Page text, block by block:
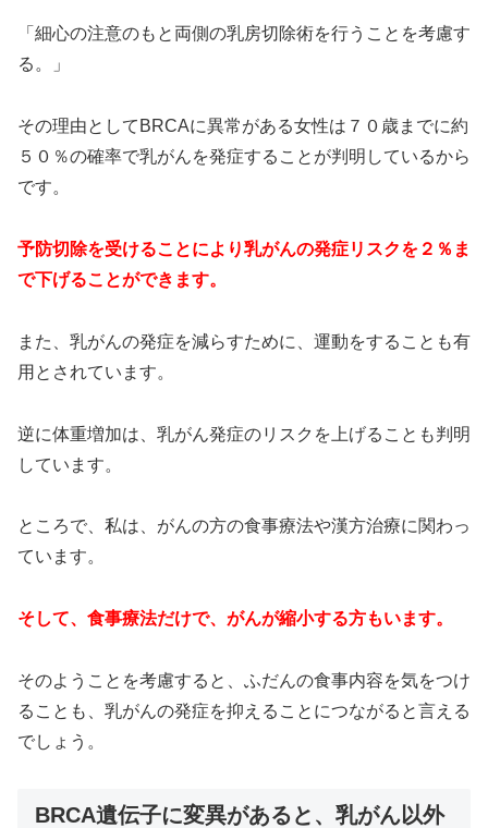
「細心の注意のもと両側の乳房切除術を行うことを考慮す
る。」
その理由としてBRCAに異常がある女性は７０歳までに約
５０％の確率で乳がんを発症することが判明しているから
です。
予防切除を受けることにより乳がんの発症リスクを２％ま
で下げることができます。
また、乳がんの発症を減らすために、運動をすることも有
用とされています。
逆に体重増加は、乳がん発症のリスクを上げることも判明
しています。
ところで、私は、がんの方の食事療法や漢方治療に関わっ
ています。
そして、食事療法だけで、がんが縮小する方もいます。
そのようことを考慮すると、ふだんの食事内容を気をつけ
ることも、乳がんの発症を抑えることにつながると言える
でしょう。
BRCA遺伝子に変異があると、乳がん以外